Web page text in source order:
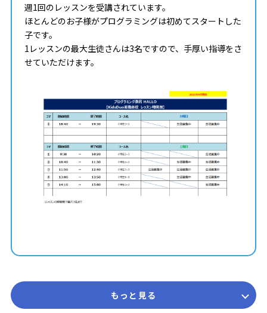
週1回のレッスンを受講されています。
ほとんどのお子様がプログラミングは初めてスタートした
子です。
1レッスンの最大生徒さんは3名ですので、手厚い指導をさ
せていただけます。
もっと見る